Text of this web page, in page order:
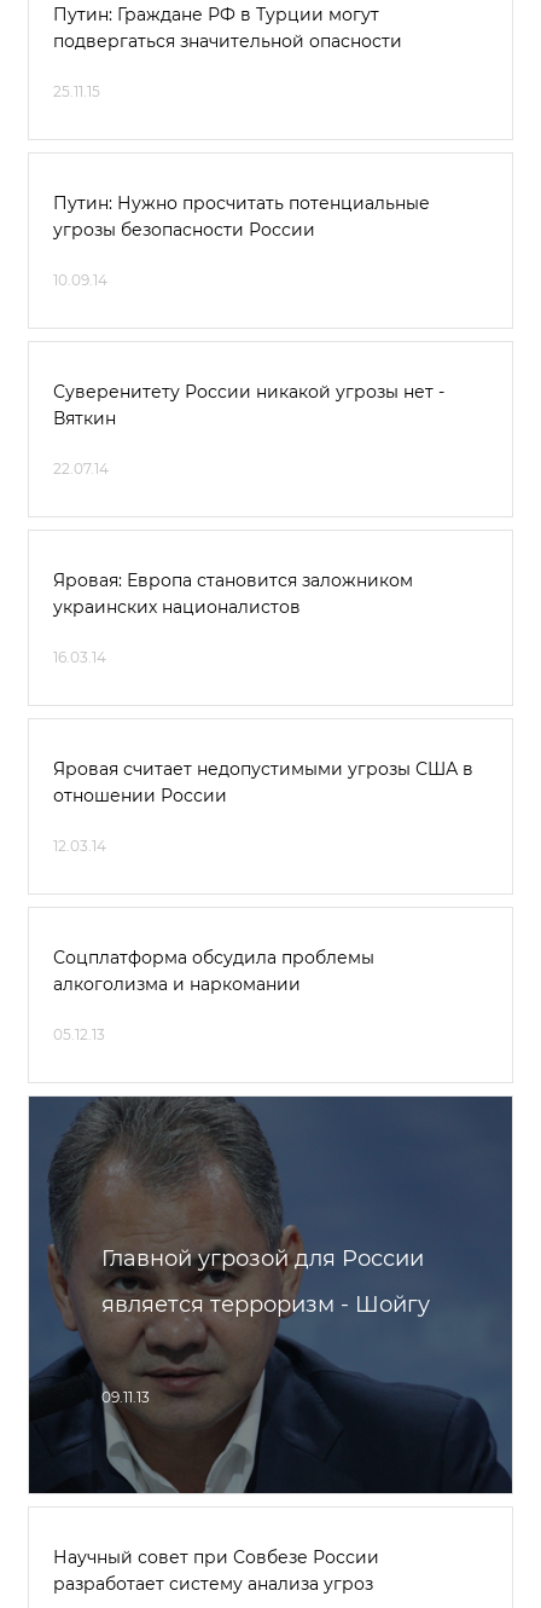
Путин: Граждане РФ в Турции могут
подвергаться значительной опасности
25.11.15
Путин: Нужно просчитать потенциальные
угрозы безопасности России
10.09.14
Суверенитету России никакой угрозы нет -
Вяткин
22.07.14
Яровая: Европа становится заложником
украинских националистов
16.03.14
Яровая считает недопустимыми угрозы США в
отношении России
12.03.14
Соцплатформа обсудила проблемы
алкоголизма и наркомании
05.12.13
Главной угрозой для России
является терроризм - Шойгу
09.11.13
Научный совет при Совбезе России
разработает систему анализа угроз